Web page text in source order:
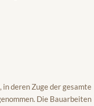
deren Zuge der gesamte
Die Bauarbeiten